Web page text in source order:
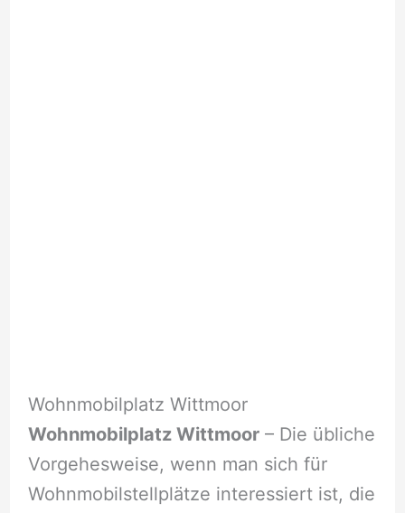
Wohnmobilplatz Wittmoor
Wohnmobilplatz Wittmoor– Die übliche
Vorgehesweise, wenn man sich für
Wohnmobilstellplätze interessiert ist, die